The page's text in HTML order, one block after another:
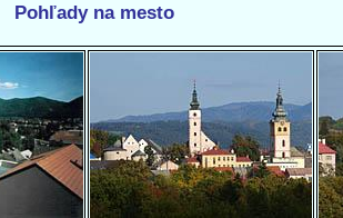
Pohľady na mesto